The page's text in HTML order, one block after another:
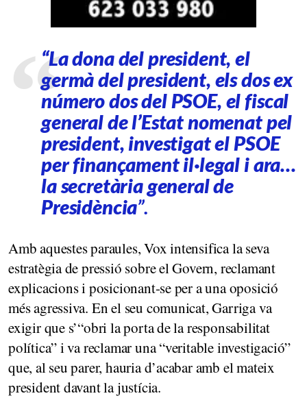
“La dona del president, el
germà del president, els dos ex
número dos del PSOE, el fiscal
general de l’Estat nomenat pel
president, investigat el PSOE
per finançament il·legal i ara…
la secretària general de
Presidència”.
Amb aquestes paraules, Vox intensifica la seva
estratègia de pressió sobre el Govern, reclamant
explicacions i posicionant-se per a una oposició
més agressiva. En el seu comunicat, Garriga va
exigir que s’“obri la porta de la responsabilitat
política” i va reclamar una “veritable investigació”
que, al seu parer, hauria d’acabar amb el mateix
president davant la justícia.